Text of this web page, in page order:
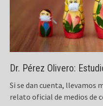
Dr. Pérez Olivero:
Si se dan cuenta, llevamos
relato oficial de medios de